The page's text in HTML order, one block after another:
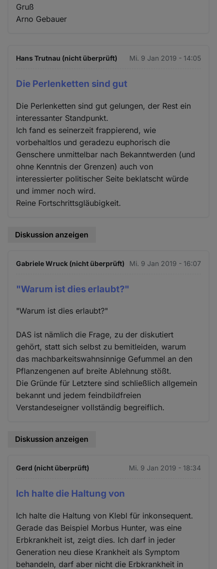
Gruß
Arno Gebauer
Hans Trutnau (nicht überprüft) Mi. 9 Jan 2019 - 14:05
Die Perlenketten sind gut
Die Perlenketten sind gut gelungen, der Rest ein
interessanter Standpunkt.
Ich fand es seinerzeit frappierend, wie
vorbehaltlos und geradezu euphorisch die
Genschere unmittelbar nach Bekanntwerden (und
ohne Kenntnis der Grenzen) auch von
interessierter politischer Seite beklatscht würde
und immer noch wird.
Reine Fortschrittsgläubigkeit.
Diskussion anzeigen
Gabriele Wruck (nicht überprüft) Mi. 9 Jan 2019 - 16:07
"Warum ist dies erlaubt?"
"Warum ist dies erlaubt?"
DAS ist nämlich die Frage, zu der diskutiert
gehört, statt sich selbst zu bemitleiden, warum
das machbarkeitswahnsinnige Gefummel an den
Pflanzengenen auf breite Ablehnung stößt.
Die Gründe für Letztere sind schließlich allgemein
bekannt und jedem feindbildfreien
Verstandeseigner vollständig begreiflich.
Diskussion anzeigen
Gerd (nicht überprüft) Mi. 9 Jan 2019 - 18:34
Ich halte die Haltung von
Ich halte die Haltung von Klebl für inkonsequent.
Gerade das Beispiel Morbus Hunter, was eine
Erbkrankheit ist, zeigt dies. Ich darf in jeder
Generation neu diese Krankheit als Symptom
behandeln, darf aber nicht die Erbkrankheit in